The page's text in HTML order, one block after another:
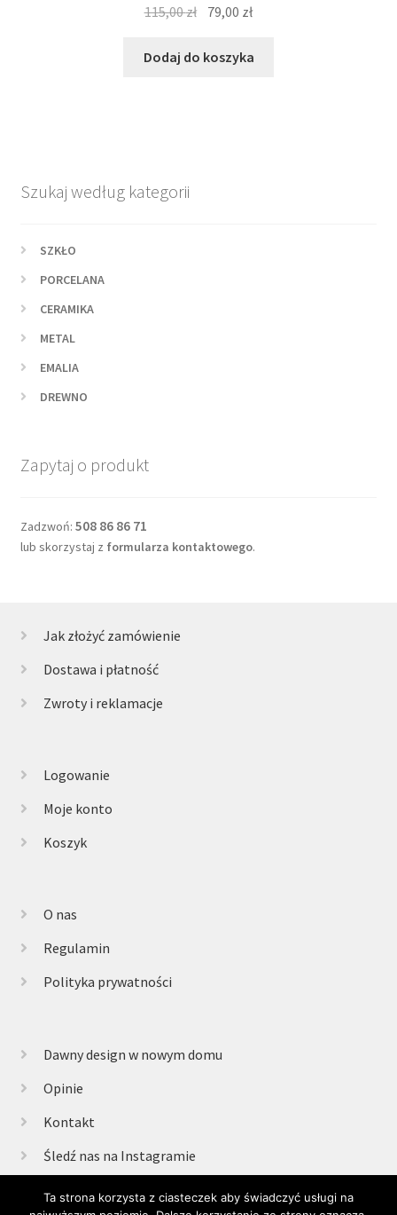
115,00zł Pierwotna
wynosiła:
79,00 złAktualna
wynosi:
Dodaj do koszyka
Szukaj według kategorii
SZKŁO
PORCELANA
CERAMIKA
METAL
EMALIA
DREWNO
Zapytaj o produkt
Zadzwoń: 508 86 86 71
lub skorzystaj z formularza kontaktowego.
Jak złożyć zamówienie
Dostawa i płatność
Zwroty i reklamacje
Logowanie
Moje konto
Koszyk
O nas
Regulamin
Polityka prywatności
Dawny design w nowym domu
Opinie
Kontakt
Śledź nas na Instagramie
Ta strona korzysta z ciasteczek aby świadczyć usługi na